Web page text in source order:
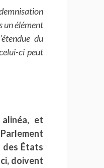
un élément
du
ci peut
et
des États
doivent